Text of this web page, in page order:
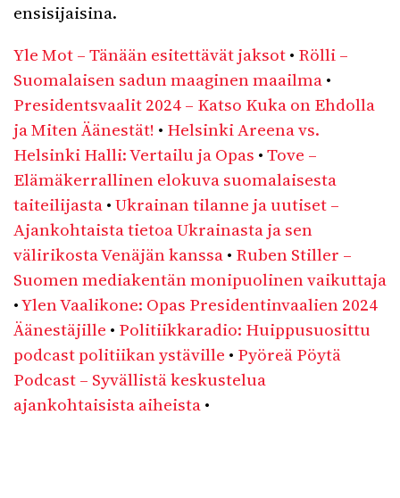
ensisijaisina.
Yle Mot – Tänään esitettävät jaksot• Rölli –
Suomalaisen sadun maaginen maailma•
Presidentsvaalit 2024 – Katso Kuka on Ehdolla
ja Miten Äänestät! • Helsinki Areena vs.
Helsinki Halli: Vertailu ja Opas •Tove –
Elämäkerrallinen elokuva suomalaisesta
taiteilijasta•Ukrainan tilanne ja uutiset –
Ajankohtaista tietoa Ukrainasta ja sen
välirikosta Venäjän kanssa• Ruben Stiller –
Suomen mediakentän monipuolinen vaikuttaja
•Ylen Vaalikone: Opas Presidentinvaalien 2024
Äänestäjille • Politiikkaradio: Huippusuosittu
podcast politiikan ystäville • Pyöreä Pöytä
Podcast – Syvällistä keskustelua
ajankohtaisista aiheista•